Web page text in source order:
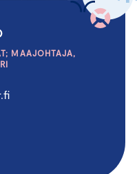
MAAJOHTAJA,